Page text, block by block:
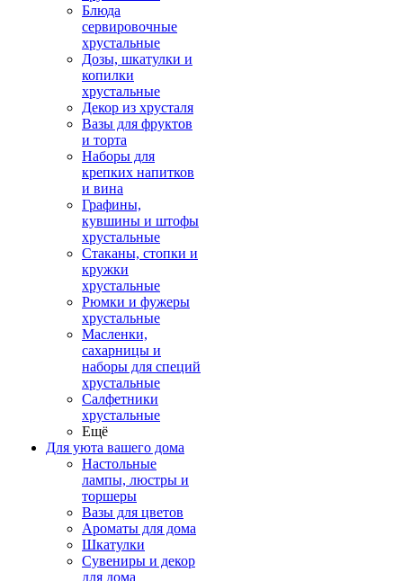
Блюда
сервировочные
хрустальные
Дозы, шкатулки и
копилки
хрустальные
Декор из хрусталя
Вазы для фруктов
и торта
Наборы для
крепких напитков
и вина
Графины,
кувшины и штофы
хрустальные
Стаканы, стопки и
кружки
хрустальные
Рюмки и фужеры
хрустальные
Масленки,
сахарницы и
наборы для специй
хрустальные
Салфетники
хрустальные
Ещё
Для уюта вашего дома
Настольные
лампы, люстры и
торшеры
Вазы для цветов
Ароматы для дома
Шкатулки
Сувениры и декор
для дома